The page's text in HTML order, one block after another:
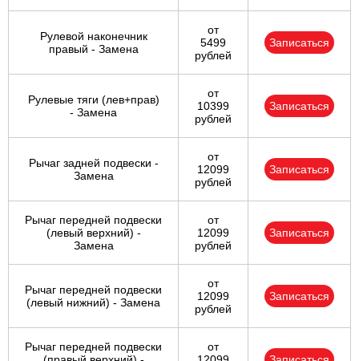
Рулевой наконечник
правый - Замена
от
5499
рублей
Записаться
Рулевые тяги (лев+прав)
- Замена
от
10399
рублей
Записаться
Рычаг задней подвески -
Замена
от
12099
рублей
Записаться
Рычаг передней подвески
(левый верхний) -
Замена
от
12099
рублей
Записаться
Рычаг передней подвески
(левый нижний) - Замена
от
12099
рублей
Записаться
Рычаг передней подвески
от